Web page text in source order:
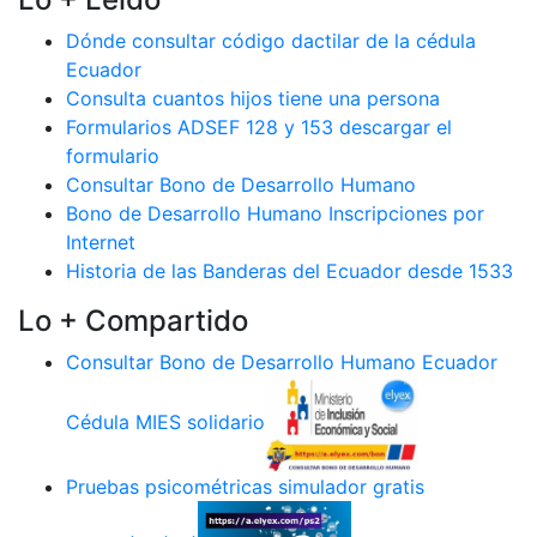
Dónde consultar código dactilar de la cédula
Ecuador
Consulta cuantos hijos tiene una persona
Formularios ADSEF 128 y 153 descargar el
formulario
Consultar Bono de Desarrollo Humano
Bono de Desarrollo Humano Inscripciones por
Internet
Historia de las Banderas del Ecuador desde 1533
Lo + Compartido
Consultar Bono de Desarrollo Humano Ecuador
Cédula MIES solidario
Pruebas psicométricas simulador gratis